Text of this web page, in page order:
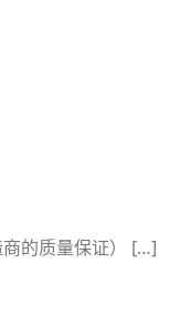
的质量保证） […]